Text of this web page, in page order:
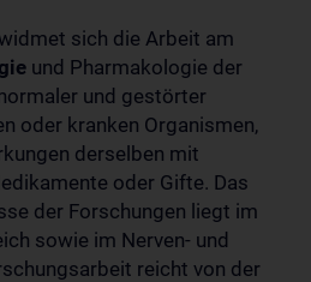
sich die Arbeit am
und Pharmakologie der
und gestörter
oder kranken Organismen,
derselben mit
oder Gifte. Das
der Forschungen liegt im
sowie im Nerven- und
reicht von der